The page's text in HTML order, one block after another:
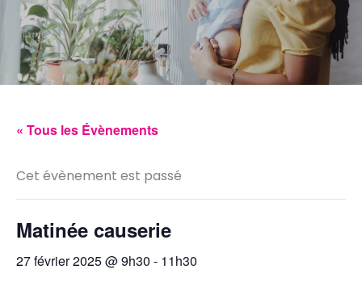
« Tous les Évènements
Cet évènement est passé
Matinée causerie
27 février 2025 @ 9h30 - 11h30